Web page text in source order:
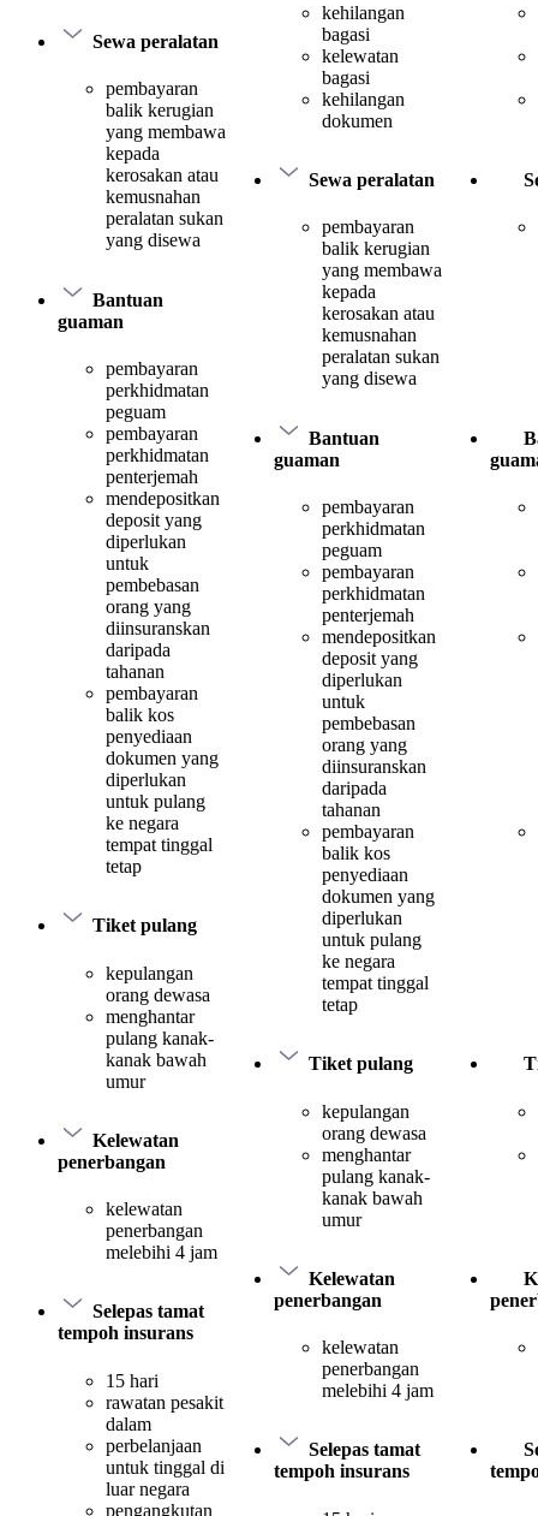
Sewa peralatan
pembayaran
balik kerugian
yang membawa
kepada
kerosakan atau
kemusnahan
peralatan sukan
yang disewa
Bantuan
guaman
pembayaran
perkhidmatan
peguam
pembayaran
perkhidmatan
penterjemah
mendepositkan
deposit yang
diperlukan
untuk
pembebasan
orang yang
diinsuranskan
daripada
tahanan
pembayaran
balik kos
penyediaan
dokumen yang
diperlukan
untuk pulang
ke negara
tempat tinggal
tetap
Tiket pulang
kepulangan
orang dewasa
menghantar
pulang kanak-
kanak bawah
umur
Kelewatan
penerbangan
kelewatan
penerbangan
melebihi 4 jam
Selepas tamat
tempoh insurans
15 hari
rawatan pesakit
dalam
perbelanjaan
untuk tinggal di
luar negara
pengangkutan
kehilangan
bagasi
kelewatan
bagasi
kehilangan
dokumen
Sewa peralatan
pembayaran
balik kerugian
yang membawa
kepada
kerosakan atau
kemusnahan
peralatan sukan
yang disewa
Bantuan
guaman
pembayaran
perkhidmatan
peguam
pembayaran
perkhidmatan
penterjemah
mendepositkan
deposit yang
diperlukan
untuk
pembebasan
orang yang
diinsuranskan
daripada
tahanan
pembayaran
balik kos
penyediaan
dokumen yang
diperlukan
untuk pulang
ke negara
tempat tinggal
tetap
Tiket pulang
kepulangan
orang dewasa
menghantar
pulang kanak-
kanak bawah
umur
Kelewatan
penerbangan
kelewatan
penerbangan
melebihi 4 jam
Selepas tamat
tempoh insurans